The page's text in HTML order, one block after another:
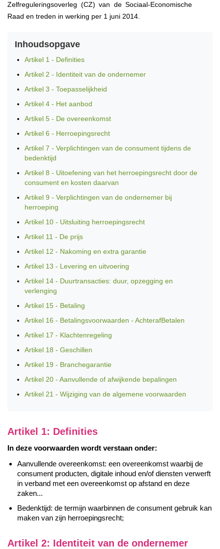
Zelfreguleringsoverleg (CZ) van de Sociaal-Economische
Raad en treden in werking per 1 juni 2014.
Inhoudsopgave
Artikel 1 - Definities
Artikel 2 - Identiteit van de ondernemer
Artikel 3 - Toepasselijkheid
Artikel 4 - Het aanbod
Artikel 5 - De overeenkomst
Artikel 6 - Herroepingsrecht
Artikel 7 - Verplichtingen van de consument tijdens de
bedenktijd
Artikel 8 - Uitoefening van het herroepingsrecht door de
consument en kosten daarvan
Artikel 9 - Verplichtingen van de ondernemer bij
herroeping
Artikel 10 - Uitsluiting herroepingsrecht
Artikel 11 - De prijs
Artikel 12 - Nakoming en extra garantie
Artikel 13 - Levering en uitvoering
Artikel 14 - Duurtransacties: duur, opzegging en
verlenging
Artikel 15 - Betaling
Artikel 16 - Betalingsvoorwaarden - AchterafBetalen
Artikel 17 - Klachtenregeling
Artikel 18 - Geschillen
Artikel 19 - Branchegarantie
Artikel 20 - Aanvullende of afwijkende bepalingen
Artikel 21 - Wijziging van de algemene voorwaarden
Artikel 1: Definities
In deze voorwaarden wordt verstaan onder:
Aanvullende overeenkomst: een overeenkomst waarbij de
consument producten, digitale inhoud en/of diensten verwerft
in verband met een overeenkomst op afstand en deze
zaken...
Bedenktijd: de termijn waarbinnen de consument gebruik kan
maken van zijn herroepingsrecht;
Artikel 2: Identiteit van de ondernemer